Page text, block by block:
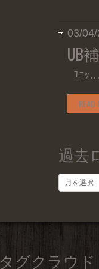
03/
UB
ﾕﾆｯ…
READ
過去
去
タグクラウド